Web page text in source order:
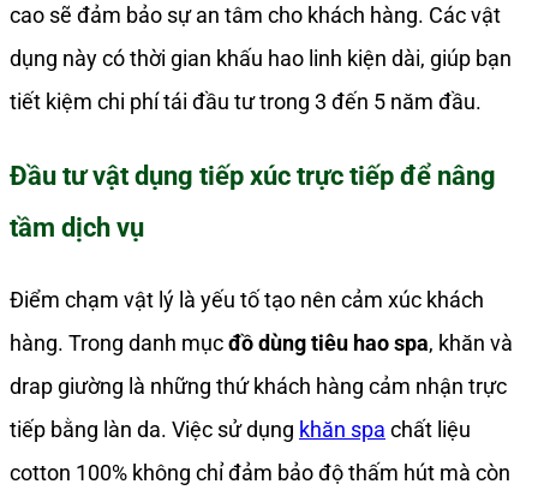
cao sẽ đảm bảo sự an tâm cho khách hàng. Các vật
dụng này có thời gian khấu hao linh kiện dài, giúp bạn
tiết kiệm chi phí tái đầu tư trong 3 đến 5 năm đầu.
Đầu tư vật dụng tiếp xúc trực tiếp để nâng
tầm dịch vụ
Điểm chạm vật lý là yếu tố tạo nên cảm xúc khách
hàng. Trong danh mụcđồ dùng tiêu hao spa, khăn và
drap giường là những thứ khách hàng cảm nhận trực
tiếp bằng làn da. Việc sử dụng khăn spa chất liệu
cotton 100% không chỉ đảm bảo độ thấm hút mà còn